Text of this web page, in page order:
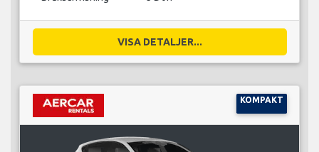
VISA DETALJER...
KOMPAKT